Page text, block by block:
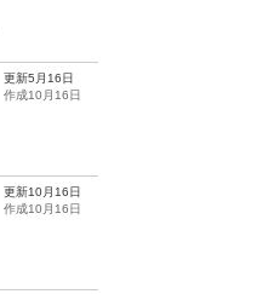
更新5月16日
作成10月16日
更新10月16日
作成10月16日